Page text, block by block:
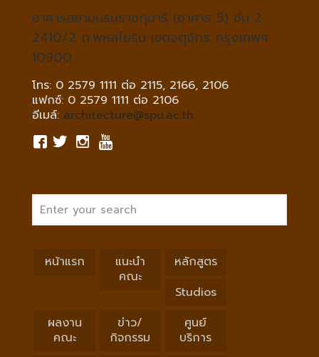
อาคารสยามบรมราชกุมารี (อาคาร 5) ชั้น 2
2410/2 ถ.พหลโยธิน เขตจตุจักร กรุงเทพฯ
10900
โทร: 0 2579 1111 ต่อ 2115, 2166, 2106
แฟกซ์: 0 2579 1111 ต่อ 2106
อีเมล์: architecture@spu.ac.th
หน้าแรก
แนะนำ
คณะ
หลักสูตร
Studios
ผลงาน
คณะ
ข่าว/
กิจกรรม
ศูนย์
บริการ